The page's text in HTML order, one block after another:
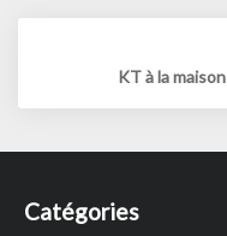
KT à la
Catégories